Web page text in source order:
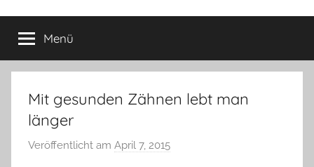
Yvis
Lifestyle
Lifestyle
Blog
–
Lifestyle,
Rezensionen,
Produkttests
und
Menü
Mit gesunden Zähnen lebt man
länger
Veröffentlicht am April 7, 2015